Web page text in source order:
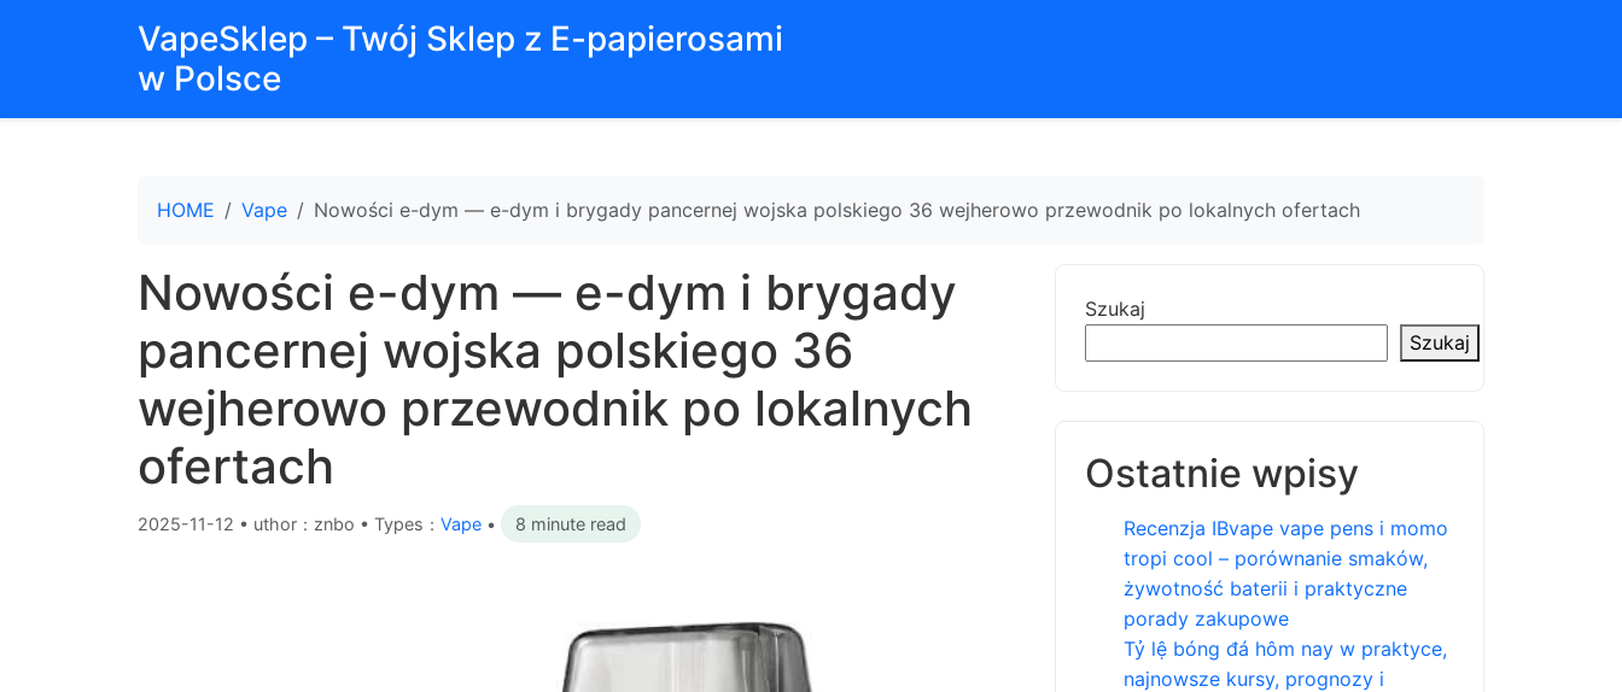
VapeSklep – Twój Sklep z E-papierosami
w Polsce
HOME Vape Nowości e-dym — e-dym i brygady pancernej wojska polskiego 36 wejherowo przewodnik po lokalnych ofertach
Nowości e-dym — e-dym i brygady
pancernej wojska polskiego 36
wejherowo przewodnik po lokalnych
ofertach
2025-11-12 • uthor：znbo • Types： Vape • 8 minute read
Szukaj
Szukaj
Ostatnie wpisy
Recenzja IBvape vape pens i momo
tropi cool – porównanie smaków,
żywotność baterii i praktyczne
porady zakupowe
Tỷ lệ bóng đá hôm nay w praktyce,
najnowsze kursy, prognozy i